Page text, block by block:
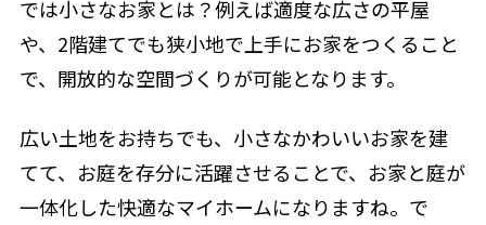
では小さなお家とは？例えば適度な広さの平屋
や、2階建てでも狭小地で上手にお家をつくること
で、開放的な空間づくりが可能となります。
広い土地をお持ちでも、小さなかわいいお家を建
てて、お庭を存分に活躍させることで、お家と庭が
一体化した快適なマイホームになりますね。で